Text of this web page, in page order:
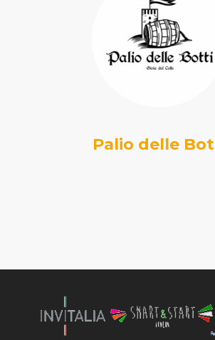
Palio delle